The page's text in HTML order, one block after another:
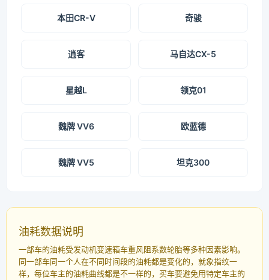
本田CR-V 奇骏
逍客 马自达CX-5
星越L 领克01
魏牌 VV6 欧蓝德
魏牌 VV5 坦克300
油耗数据说明
一部车的油耗受发动机变速箱车重风阻系数轮胎等多种因素影响。
同一部车同一个人在不同时间段的油耗都是变化的，就象指纹一
样，每位车主的油耗曲线都是不一样的，买车要避免用特定车主的